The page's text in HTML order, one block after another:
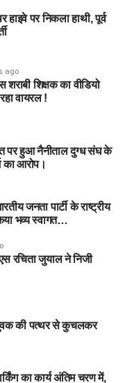
हाइवे पर निकला हाथी, पूर्व
ago
शिक्षक का वीडियो
वायरल !
पर हुआ नैनीताल दुग्ध संघ के
का आरोप।
जनता पार्टी के राष्ट्रीय
भव्य स्वागत…
रचिता जुयाल ने निजी
युवक की पत्थर से कुचलकर
का कार्य अंतिम चरण में,